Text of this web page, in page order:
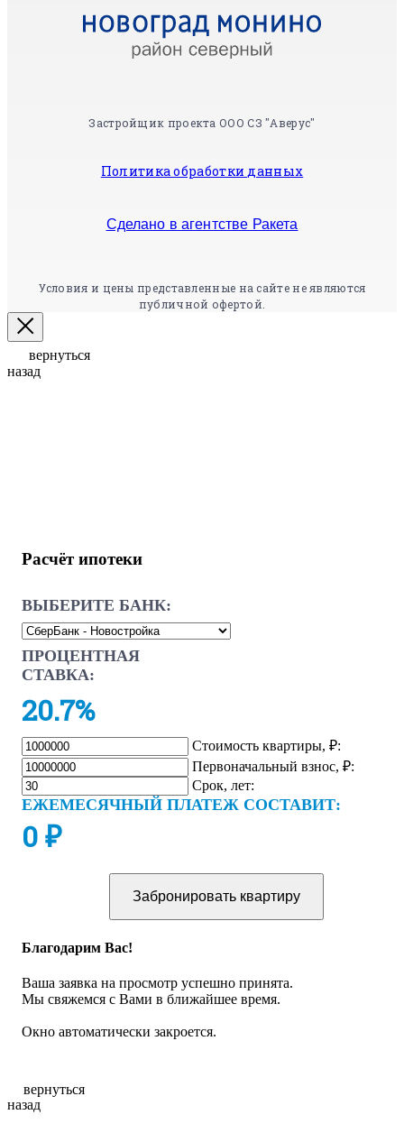
Застройщик проекта ООО СЗ "Аверус"
Политика обработки данных
Сделано в агентстве Ракета
Условия и цены представленные на сайте не являются
публичной офертой.
вернуться
назад
Расчёт ипотеки
ВЫБЕРИТЕ БАНК:
ПРОЦЕНТНАЯ
СТАВКА:
20.7%
Стоимость квартиры, ₽:
Первоначальный взнос, ₽:
Срок, лет:
ЕЖЕМЕСЯЧНЫЙ ПЛАТЕЖ СОСТАВИТ:
0 ₽
Забронировать квартиру
Благодарим Вас!
Ваша заявка на просмотр успешно принята.
Мы свяжемся с Вами в ближайшее время.
Окно автоматически закроется.
вернуться
назад